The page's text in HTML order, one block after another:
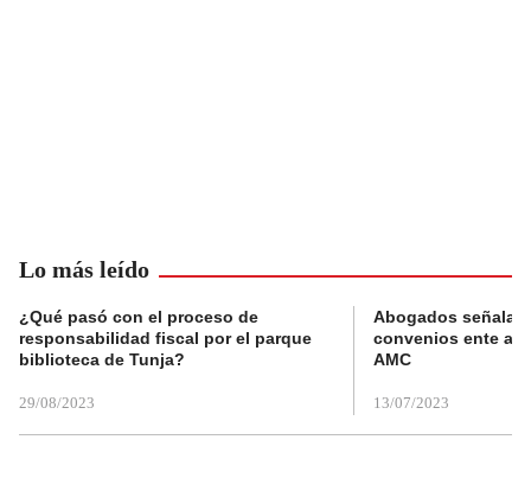
Lo más leído
¿Qué pasó con el proceso de
responsabilidad fiscal por el parque
biblioteca de Tunja?
29/08/2023
Abogados
convenios ente
AMC
13/07/2023